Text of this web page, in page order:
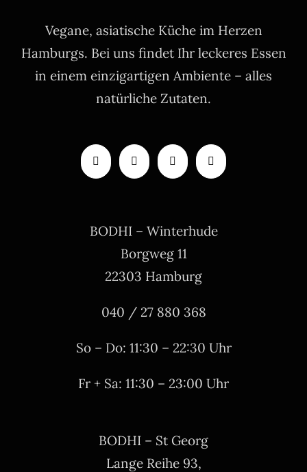
Vegane, asiatische Küche im Herzen
Hamburgs. Bei uns findet Ihr leckeres Essen
in einem einzigartigen Ambiente – alles
natürliche Zutaten.
BODHI – Winterhude
Borgweg 11
22303 Hamburg
040 / 27 880 368
So – Do: 11:30 – 22:30 Uhr
Fr + Sa: 11:30 – 23:00 Uhr
BODHI – St Georg
Lange Reihe 93,